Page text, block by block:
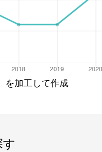
を加工して作成